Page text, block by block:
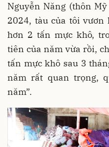
Nguyễn Năng (thôn
2024, tàu của tôi vươn
hơn 2 tấn mực khô,
tiên của năm vừa rồi,
tấn mực khô sau 3
năm rất quan trọng,
năm”.